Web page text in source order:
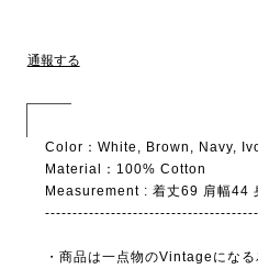
通報する
Color：White, Brown, Navy,
Material：100% Cotton
Measurement : 着丈69 肩幅44
・商品は一点物のVintageにな